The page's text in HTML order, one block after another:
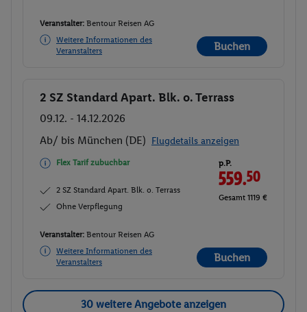
Veranstalter: Bentour Reisen AG
Weitere Informationen des
Veranstalters
Buchen
Buchen
2 SZ Standard Apart. Blk. o. Terrass
09.12. - 14.12.2026
Ab/ bis München (DE) Flugdetails anzeigen
Flex Tarif zubuchbar
2 SZ Standard Apart. Blk. o. Terrass
Ohne Verpflegung
p.P.
559.50
Gesamt 1119 €
Veranstalter: Bentour Reisen AG
Weitere Informationen des
Veranstalters
Buchen
30 weitere Angebote anzeigen